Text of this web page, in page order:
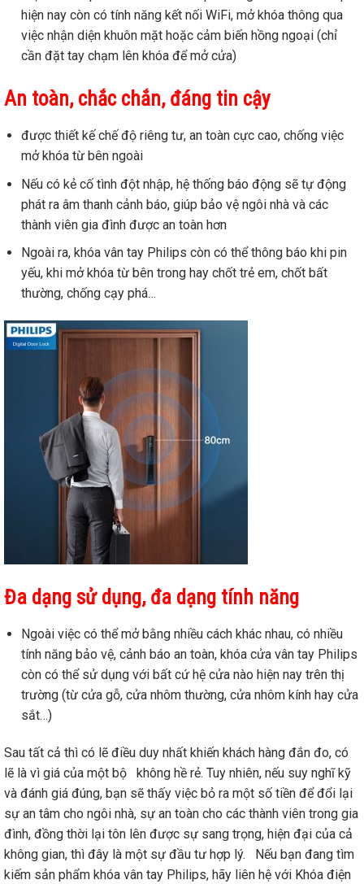
hiện nay còn có tính năng kết nối WiFi, mở khóa thông qua
việc nhận diện khuôn mặt hoặc cảm biến hồng ngoại (chỉ
cần đặt tay chạm lên khóa để mở cửa)
An toàn, chắc chắn, đáng tin cậy
được thiết kế chế độ riêng tư, an toàn cực cao, chống việc
mở khóa từ bên ngoài
Nếu có kẻ cố tình đột nhập, hệ thống báo động sẽ tự động
phát ra âm thanh cảnh báo, giúp bảo vệ ngôi nhà và các
thành viên gia đình được an toàn hơn
Ngoài ra, khóa vân tay Philips còn có thể thông báo khi pin
yếu, khi mở khóa từ bên trong hay chốt trẻ em, chốt bất
thường, chống cạy phá…
Đa dạng sửdụng, đa dạng tính năng
Ngoài việc có thể mở bằng nhiều cách khác nhau, có nhiều
tính năng bảo vệ, cảnh báo an toàn, khóa cửa vân tay Philips
còn có thể sử dụng với bất cứ hệ cửa nào hiện nay trên thị
trường (từ cửa gỗ, cửa nhôm thường, cửa nhôm kính hay cửa
sắt…)
Sau tất cả thì có lẽ điều duy nhất khiến khách hàng đắn đo, có
lẽ là vì giá của một bộ
không hề rẻ. Tuy nhiên, nếu suy nghĩ kỹ
và đánh giá đúng, bạn sẽ thấy việc bỏ ra một số tiền để đổi lại
sự an tâm cho ngôi nhà, sự an toàn cho các thành viên trong gia
đình, đồng thời lại tôn lên được sự sang trọng, hiện đại của cả
không gian, thì đây là một sự đầu tư hợp lý. Nếu bạn đang tìm
kiếm sản phẩm khóa vân tay Philips, hãy liên hệ với Khóa điện